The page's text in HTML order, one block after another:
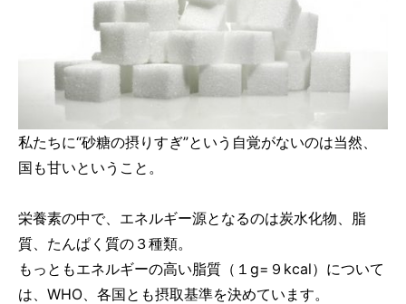
私たちに“砂糖の摂りすぎ”という自覚がないのは当然、
国も甘いということ。
栄養素の中で、エネルギー源となるのは炭水化物、脂
質、たんぱく質の３種類。
もっともエネルギーの高い脂質（１g=９kcal）について
は、WHO、各国とも摂取基準を決めています。